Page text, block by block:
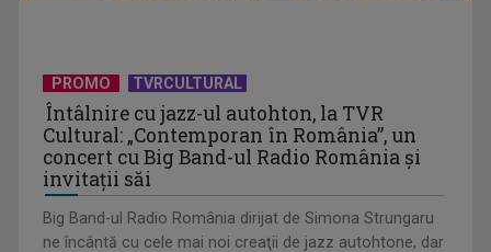
PROMO TVRCULTURAL
Întâlnire cu jazz-ul autohton, la TVR
Cultural: „Contemporan în România”, un
concert cu Big Band-ul Radio România şi
invitaţii săi
Big Band-ul Radio România dirijat de Simona Strungaru
ne încântă cu cele mai noi creaţii de jazz autohtone, dar